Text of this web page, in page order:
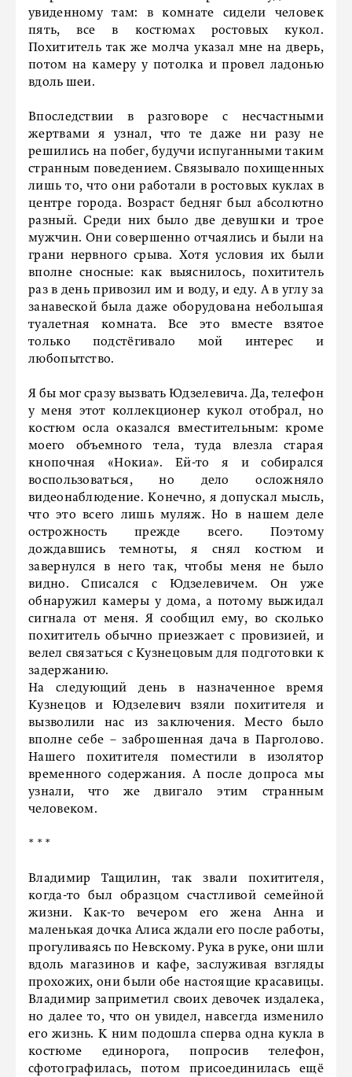
увиденному там: в комнате сидели человек
пять, все в костюмах ростовых кукол.
Похититель так же молча указал мне на дверь,
потом на камеру у потолка и провел ладонью
вдоль шеи.
Впоследствии в разговоре с несчастными
жертвами я узнал, что те даже ни разу не
решились на побег, будучи испуганными таким
странным поведением. Связывало похищенных
лишь то, что они работали в ростовых куклах в
центре города. Возраст бедняг был абсолютно
разный. Среди них было две девушки и трое
мужчин. Они совершенно отчаялись и были на
грани нервного срыва. Хотя условия их были
вполне сносные: как выяснилось, похититель
раз в день привозил им и воду, и еду. А в углу за
занавеской была даже оборудована небольшая
туалетная комната. Все это вместе взятое
только подстёгивало мой интерес и
любопытство.
Я бы мог сразу вызвать Юдзелевича. Да, телефон
у меня этот коллекционер кукол отобрал, но
костюм осла оказался вместительным: кроме
моего объемного тела, туда влезла старая
кнопочная «Нокиа». Ей-то я и собирался
воспользоваться, но дело осложняло
видеонаблюдение. Конечно, я допускал мысль,
что это всего лишь муляж. Но в нашем деле
острожность прежде всего. Поэтому
дождавшись темноты, я снял костюм и
завернулся в него так, чтобы меня не было
видно. Списался с Юдзелевичем. Он уже
обнаружил камеры у дома, а потому выжидал
сигнала от меня. Я сообщил ему, во сколько
похититель обычно приезжает с провизией, и
велел связаться с Кузнецовым для подготовки к
задержанию.
На следующий день в назначенное время
Кузнецов и Юдзелевич взяли похитителя и
вызволили нас из заключения. Место было
вполне себе – заброшенная дача в Парголово.
Нашего похитителя поместили в изолятор
временного содержания. А после допроса мы
узнали, что же двигало этим странным
человеком.
* * *
Владимир Тащилин, так звали похитителя,
когда-то был образцом счастливой семейной
жизни. Как-то вечером его жена Анна и
маленькая дочка Алиса ждали его после работы,
прогуливаясь по Невскому. Рука в руке, они шли
вдоль магазинов и кафе, заслуживая взгляды
прохожих, они были обе настоящие красавицы.
Владимир заприметил своих девочек издалека,
но далее то, что он увидел, навсегда изменило
его жизнь. К ним подошла сперва одна кукла в
костюме единорога, попросив телефон,
сфотографилась, потом присоединилась ещё